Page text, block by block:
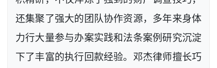
还集聚了强大的团队协作资源，多年来身体
力行大量参与办案实践和法条案例研究沉淀
下了丰富的执行回款经验。邓杰律师擅长巧